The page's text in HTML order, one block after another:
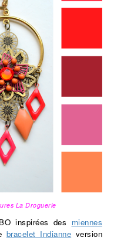
La Droguerie
inspirées des miennes
bracelet Indianne version